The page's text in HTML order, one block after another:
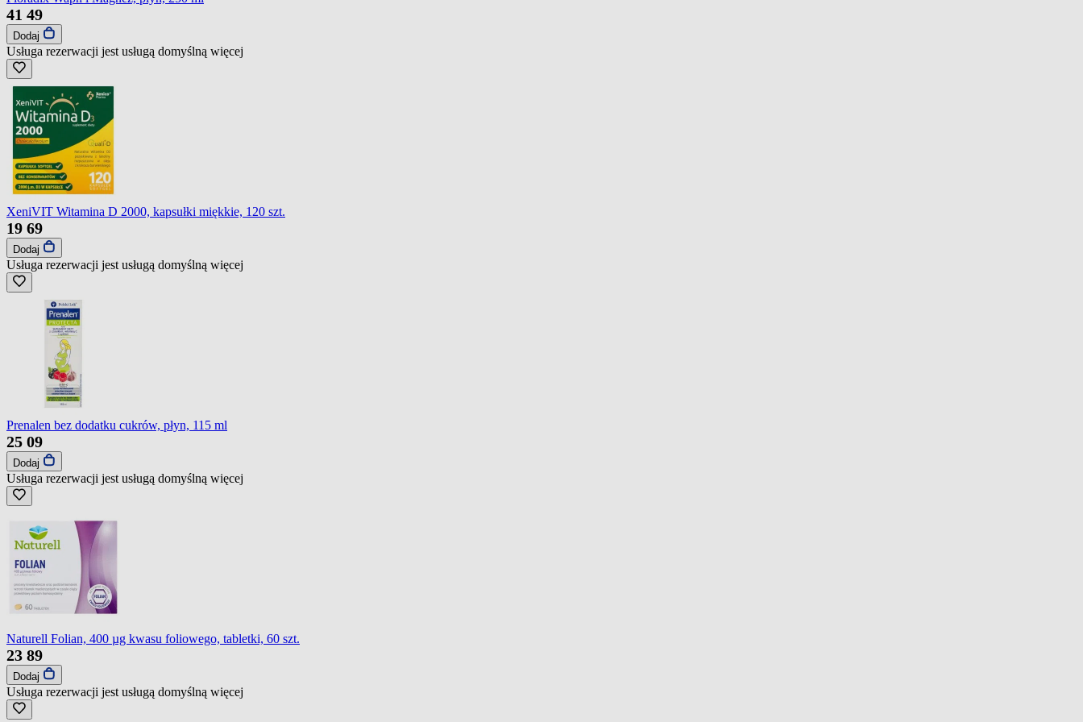
41 49
Dodaj
Usługa rezerwacji jest usługą domyślną więcej
XeniVIT Witamina D 2000, kapsułki miękkie, 120 szt.
19 69
Dodaj
Usługa rezerwacji jest usługą domyślną więcej
Prenalen bez dodatku cukrów, płyn, 115 ml
25 09
Dodaj
Usługa rezerwacji jest usługą domyślną więcej
Naturell Folian, 400 µg kwasu foliowego, tabletki, 60 szt.
23 89
Dodaj
Usługa rezerwacji jest usługą domyślną więcej